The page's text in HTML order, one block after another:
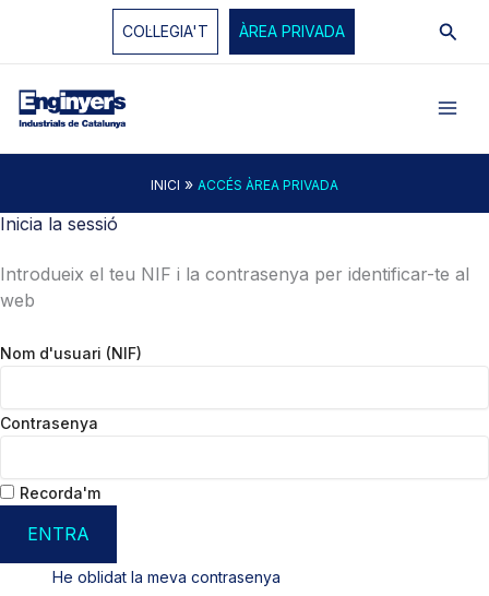
COL·LEGIA'T ÀREA PRIVADA
INICI » ACCÉS ÀREA PRIVADA
Inicia la sessió
Introdueix el teu NIF i la contrasenya per identificar-te al
web
Nom d'usuari (NIF)
Contrasenya
Recorda'm
ENTRA
He oblidat la meva contrasenya